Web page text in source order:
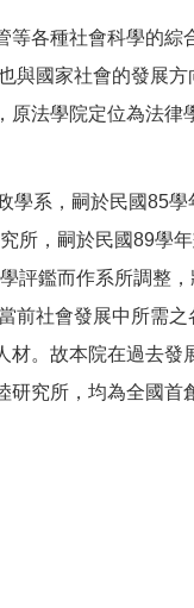
各種社會科學的綜
與國家社會的發展
法學院定位為法律
學系，嗣於民國85
所，嗣於民國89學
評鑑而作系所調整
社會發展中所需之
。故本院在過去發
究所，均為全國首